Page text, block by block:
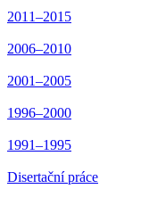
2011–2015
2006–2010
2001–2005
1996–2000
1991–1995
Disertační práce